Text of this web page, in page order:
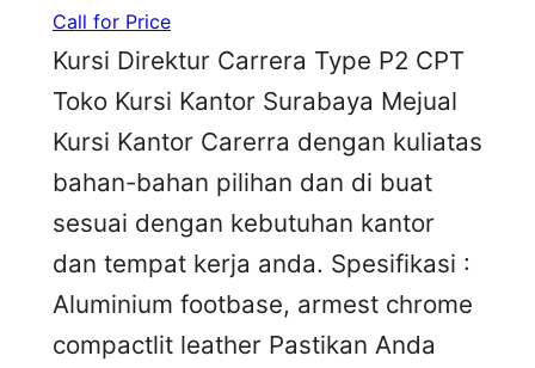
Call for Price
Kursi Direktur Carrera Type P2 CPT
Toko Kursi Kantor Surabaya Mejual
Kursi Kantor Carerra dengan kuliatas
bahan-bahan pilihan dan di buat
sesuai dengan kebutuhan kantor
dan tempat kerja anda. Spesifikasi :
Aluminium footbase, armest chrome
compactlit leather Pastikan Anda